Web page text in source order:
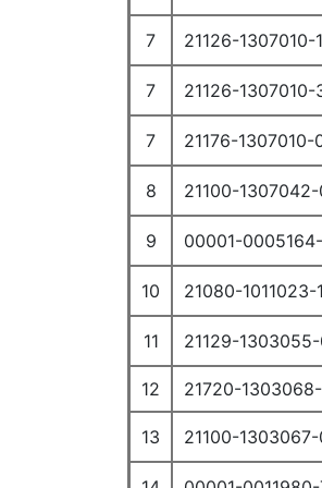
117310. Привод ГРМ
117410. Привод ГРМ
118210.
7 21126-1307010-
7 21126-1307010-
7 21176-1307010-
8 21100-
9 00001-
10 21080-1011023-
11 21129-
12 21720-
13 21100-